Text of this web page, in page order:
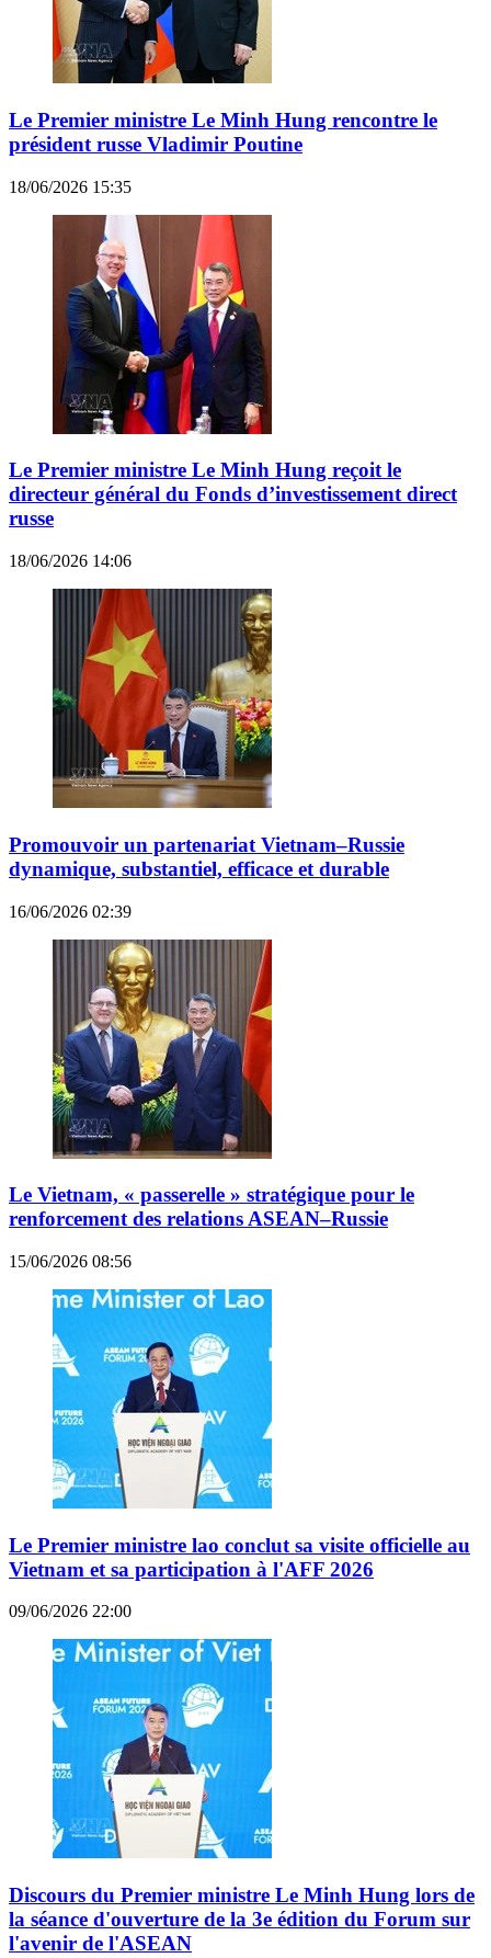
Le Premier ministre Le Minh Hung rencontre le
président russe Vladimir Poutine
18/06/2026 15:35
Le Premier ministre Le Minh Hung reçoit le
directeur général du Fonds d’investissement direct
russe
18/06/2026 14:06
Promouvoir un partenariat Vietnam–Russie
dynamique, substantiel, efficace et durable
16/06/2026 02:39
Le Vietnam, « passerelle » stratégique pour le
renforcement des relations ASEAN–Russie
15/06/2026 08:56
Le Premier ministre lao conclut sa visite officielle au
Vietnam et sa participation à l'AFF 2026
09/06/2026 22:00
Discours du Premier ministre Le Minh Hung lors de
la séance d'ouverture de la 3e édition du Forum sur
l'avenir de l'ASEAN